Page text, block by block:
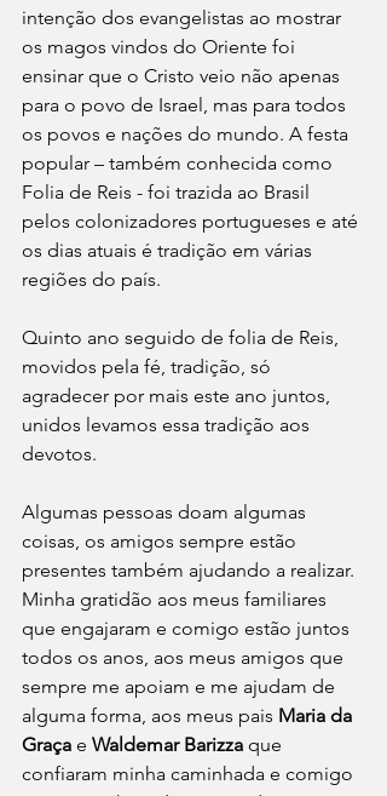
intenção dos evangelistas ao mostrar
os magos vindos do Oriente foi
ensinar que o Cristo veio não apenas
para o povo de Israel, mas para todos
os povos e nações do mundo. A festa
popular – também conhecida como
Folia de Reis - foi trazida ao Brasil
pelos colonizadores portugueses e até
os dias atuais é tradição em várias
regiões do país.
Quinto ano seguido de folia de Reis,
movidos pela fé, tradição, só
agradecer por mais este ano juntos,
unidos levamos essa tradição aos
devotos.
Algumas pessoas doam algumas
coisas, os amigos sempre estão
presentes também ajudando a realizar.
Minha gratidão aos meus familiares
que engajaram e comigo estão juntos
todos os anos, aos meus amigos que
sempre me apoiam e me ajudam de
alguma forma, aos meus pais Maria da
Graça e Waldemar Barizza que
confiaram minha caminhada e comigo